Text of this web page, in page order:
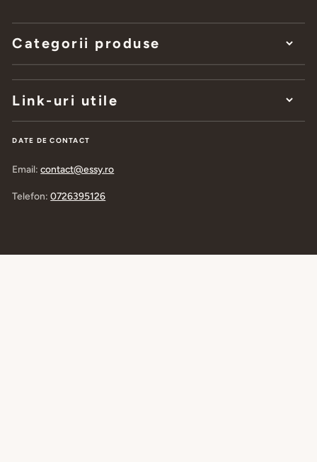
Categorii produse
Link-uri utile
DATE DE CONTACT
Email:contact@essy.ro
Telefon:0726395126